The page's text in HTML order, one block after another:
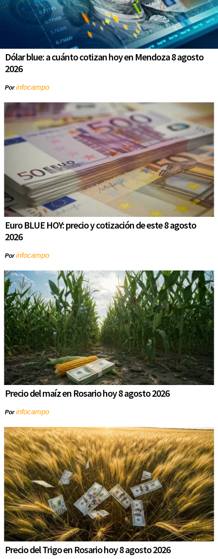
Dólar blue: a cuánto cotizan hoy en Mendoza 8 agosto
2026
Porinfocampo
Euro BLUE HOY: precio y cotización de este 8 agosto
2026
Porinfocampo
Precio del maíz en Rosario hoy 8 agosto 2026
Porinfocampo
Precio del Trigo en Rosario hoy 8 agosto 2026